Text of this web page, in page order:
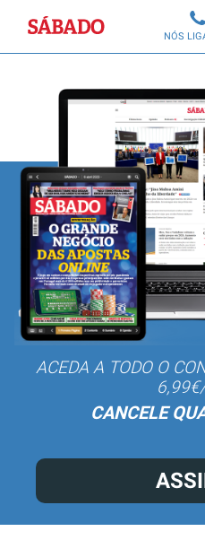
Sábado
NÓS
ACEDA A TODO O
CANCELE